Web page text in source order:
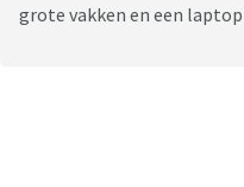
grote vakken en een laptop